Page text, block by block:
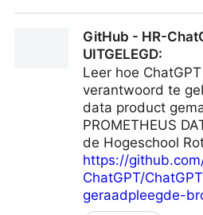
GitHub - HR-
UITGELEGD:
Leer hoe
verantwoord te
data product
PROMETHEUS
de Hogeschool
https://
ChatGPT/
geraadpleegde-